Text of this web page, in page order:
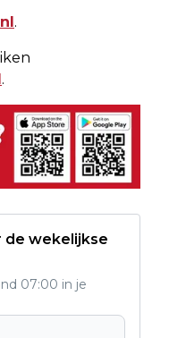
.
.
de wekelijkse
07:00 in je